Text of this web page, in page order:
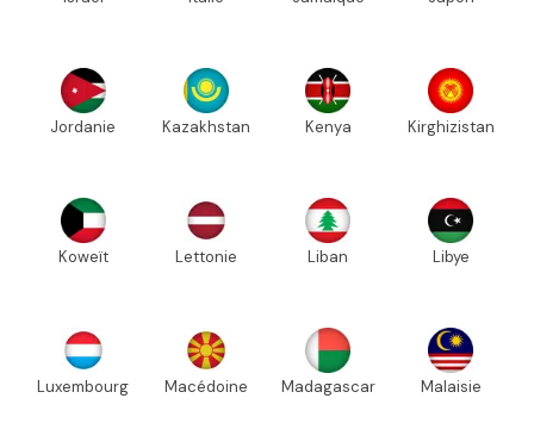
Jordanie Kazakhstan Kenya Kirghizistan
Koweït Lettonie Liban Libye
Luxembourg Macédoine Madagascar Malaisie